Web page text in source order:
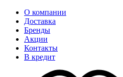
О компании
Доставка
Бренды
Акции
Контакты
В кредит